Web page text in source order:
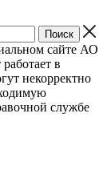
сайте АО
в
некорректно
службе